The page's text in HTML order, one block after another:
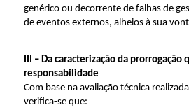
genérico ou decorrente de falhas de
de eventos externos, alheios à sua
III – Da caracterização da prorrogação
responsabilidade
Com base na avaliação técnica
verifica-se que: